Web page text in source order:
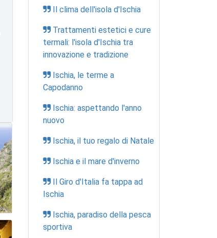
Il clima dell'isola d'Ischia
Trattamenti estetici e cure
termali: l'isola d'Ischia tra
innovazione e tradizione
Ischia, le terme a
Capodanno
Ischia: aspettando l'anno
nuovo
Ischia, il tuo regalo di Natale
Ischia e il mare d'inverno
Il Giro d'Italia fa tappa ad
Ischia
Ischia, paradiso della pesca
sportiva